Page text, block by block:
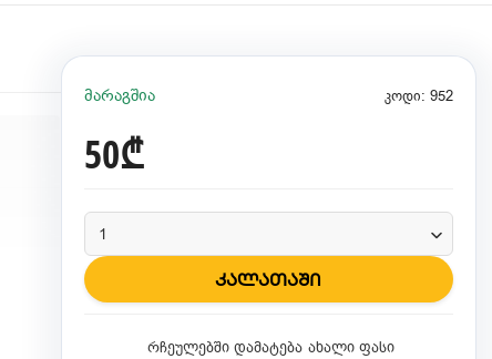
მარაგშია კოდი: 952
50₾
კალათაში
რჩეულებში დამატება ახალი ფასი